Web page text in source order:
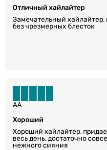
Отличный хайлайтер
Замечательный хайлайтер,
без чрезмерных блесток
Хороший
Хороший хайлайтер,
весь день, достаточно
нежного сияния
АА